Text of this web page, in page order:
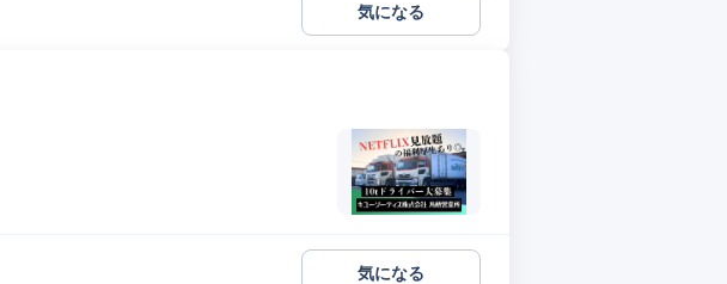
気になる
気になる